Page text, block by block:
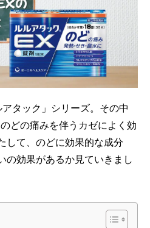
タック」シリーズ。その中
どの痛みを伴うカゼによく効
して、のどに効果的な成分
の効果があるか見ていきまし